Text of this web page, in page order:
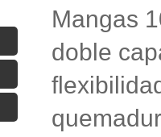
Mangas
doble